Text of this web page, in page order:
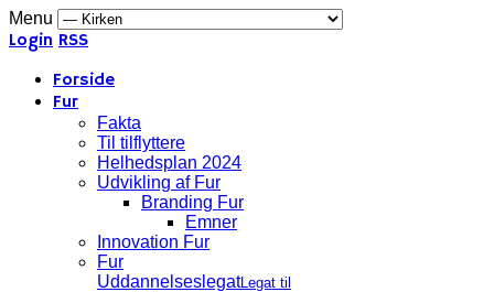
Menu
Login RSS
Forside
Fur
Fakta
Til tilflyttere
Helhedsplan 2024
Udvikling af Fur
Branding Fur
Emner
Innovation Fur
Fur
UddannelseslegatLegat til